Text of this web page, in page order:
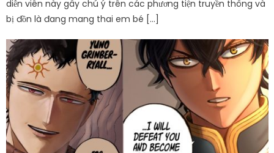
diễn viên này gây chú ý trên các phương tiện truyền thông và
bị đồn là đang mang thai em bé […]